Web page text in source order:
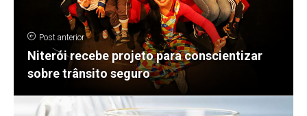
Post anterior
Niterói recebe projeto para conscientizar
sobre trânsito seguro